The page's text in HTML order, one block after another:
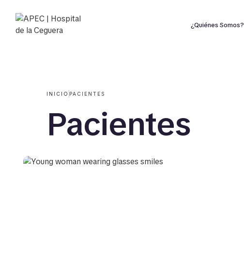
¿Quiénes Somos?
INICIO PACIENTES
Pacientes